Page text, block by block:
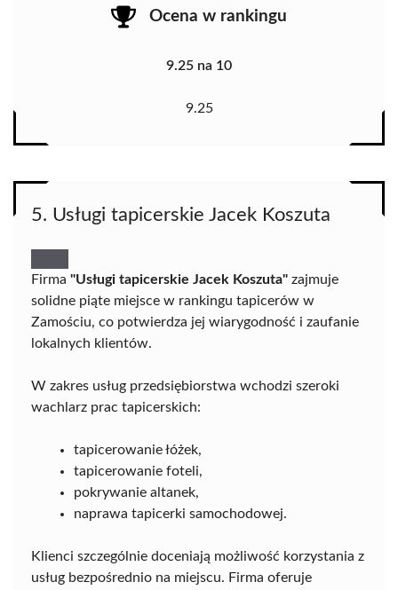
Ocena w rankingu
9.25 na 10
9.25
5. Usługi tapicerskie Jacek Koszuta
Firma "Usługi tapicerskie Jacek Koszuta" zajmuje
solidne piąte miejsce w rankingu tapicerów w
Zamościu, co potwierdza jej wiarygodność i zaufanie
lokalnych klientów.
W zakres usług przedsiębiorstwa wchodzi szeroki
wachlarz prac tapicerskich:
tapicerowanie łóżek,
tapicerowanie foteli,
pokrywanie altanek,
naprawa tapicerki samochodowej.
Klienci szczególnie doceniają możliwość korzystania z
usług bezpośrednio na miejscu. Firma oferuje